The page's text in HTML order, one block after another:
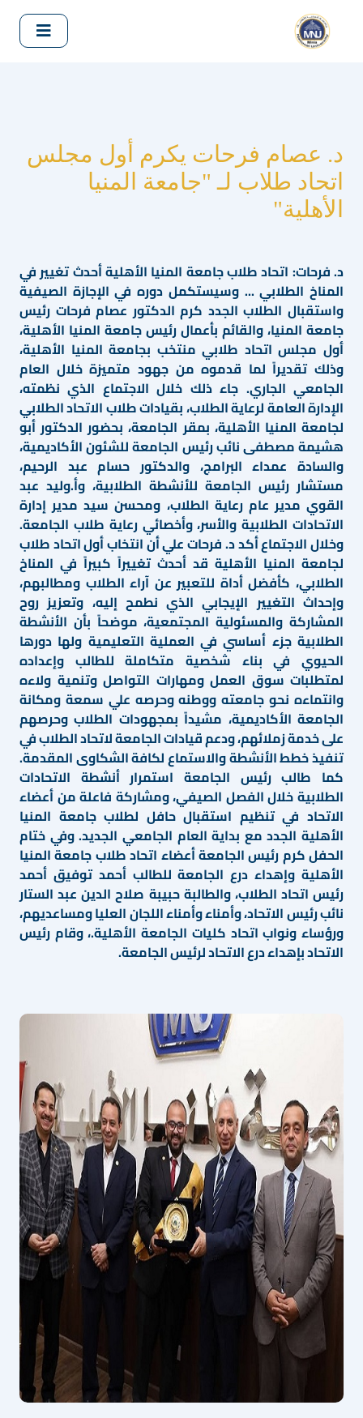
د. عصام فرحات يكرم أول مجلس
اتحاد طلاب لـ "جامعة المنيا
الأهلية"
د. فرحات: اتحاد طلاب جامعة المنيا الأهلية أحدث تغيير في
المناخ الطلابي ... وسيستكمل دوره في الإجازة الصيفية
واستقبال الطلاب الجدد كرم الدكتور عصام فرحات رئيس
جامعة المنيا، والقائم بأعمال رئيس جامعة المنيا الأهلية،
أول مجلس اتحاد طلابي منتخب بجامعة المنيا الأهلية،
وذلك تقديراً لما قدموه من جهود متميزة خلال العام
الجامعي الجاري. جاء ذلك خلال الاجتماع الذي نظمته،
الإدارة العامة لرعاية الطلاب، بقيادات طلاب الاتحاد الطلابي
لجامعة المنيا الأهلية، بمقر الجامعة، بحضور الدكتور أبو
هشيمة مصطفى نائب رئيس الجامعة للشئون الأكاديمية،
والسادة عمداء البرامج، والدكتور حسام عبد الرحيم،
مستشار رئيس الجامعة للأنشطة الطلابية، وأ.وليد عبد
القوي مدير عام رعاية الطلاب، ومحسن سيد مدير إدارة
الاتحادات الطلابية والأسر، وأخصائي رعاية طلاب الجامعة.
وخلال الاجتماع أكد د. فرحات علي أن انتخاب أول اتحاد طلاب
لجامعة المنيا الأهلية قد أحدث تغييراً كبيراً في المناخ
الطلابي، كأفضل أداة للتعبير عن آراء الطلاب ومطالبهم،
وإحداث التغيير الإيجابي الذي نطمح إليه، وتعزيز روح
المشاركة والمسئولية المجتمعية، موضحاً بأن الأنشطة
الطلابية جزء أساسي في العملية التعليمية ولها دورها
الحيوي في بناء شخصية متكاملة للطالب وإعداده
لمتطلبات سوق العمل ومهارات التواصل وتنمية ولاءه
وانتماءه نحو جامعته ووطنه وحرصه علي سمعة ومكانة
الجامعة الأكاديمية، مشيداً بمجهودات الطلاب وحرصهم
على خدمة زملائهم، ودعم قيادات الجامعة لاتحاد الطلاب في
تنفيذ خطط الأنشطة والاستماع لكافة الشكاوى المقدمة.
كما طالب رئيس الجامعة استمرار أنشطة الاتحادات
الطلابية خلال الفصل الصيفي، ومشاركة فاعلة من أعضاء
الاتحاد في تنظيم استقبال حافل لطلاب جامعة المنيا
الأهلية الجدد مع بداية العام الجامعي الجديد. وفي ختام
الحفل كرم رئيس الجامعة أعضاء اتحاد طلاب جامعة المنيا
الأهلية وإهداء درع الجامعة للطالب أحمد توفيق أحمد
رئيس اتحاد الطلاب، والطالبة حبيبة صلاح الدين عبد الستار
نائب رئيس الاتحاد، وأمناء وأمناء اللجان العليا ومساعديهم،
ورؤساء ونواب اتحاد كليات الجامعة الأهلية.، وقام رئيس
الاتحاد بإهداء درع الاتحاد لرئيس الجامعة.